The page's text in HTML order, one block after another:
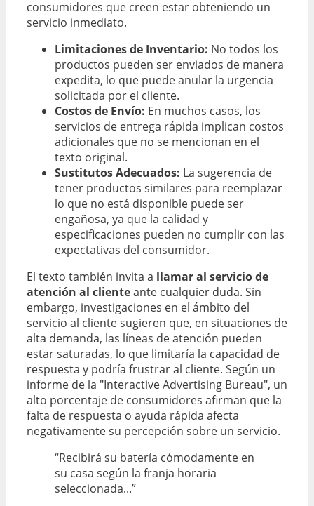
consumidores que creen estar obteniendo un
servicio inmediato.
Limitaciones de Inventario: No todos los
productos pueden ser enviados de manera
expedita, lo que puede anular la urgencia
solicitada por el cliente.
Costos de Envío: En muchos casos, los
servicios de entrega rápida implican costos
adicionales que no se mencionan en el
texto original.
Sustitutos Adecuados: La sugerencia de
tener productos similares para reemplazar
lo que no está disponible puede ser
engañosa, ya que la calidad y
especificaciones pueden no cumplir con las
expectativas del consumidor.
El texto también invita a llamar al servicio de
atención al clienteante cualquier duda. Sin
embargo, investigaciones en el ámbito del
servicio al cliente sugieren que, en situaciones de
alta demanda, las líneas de atención pueden
estar saturadas, lo que limitaría la capacidad de
respuesta y podría frustrar al cliente. Según un
informe de la "Interactive Advertising Bureau", un
alto porcentaje de consumidores afirman que la
falta de respuesta o ayuda rápida afecta
negativamente su percepción sobre un servicio.
“Recibirá su batería cómodamente en
su casa según la franja horaria
seleccionada...”